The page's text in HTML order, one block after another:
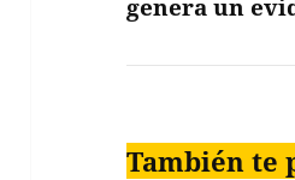
genera un
También te